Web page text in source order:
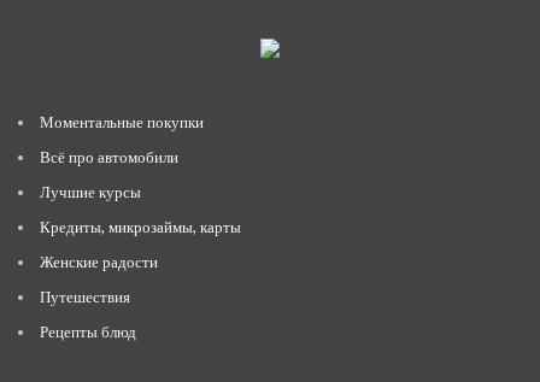
Моментальные покупки
Всё про автомобили
Лучшие курсы
Кредиты, микрозаймы, карты
Женские радости
Путешествия
Рецепты блюд